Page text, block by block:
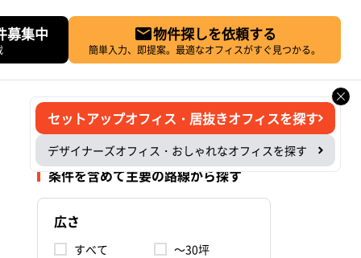
募集中 物件探しを依頼する
簡単入力、即提案。最適なオフィスがすぐ見つかる。
セットアップオフィス・居抜きオフィスを探す
デザイナーズオフィス・おしゃれなオフィスを探す
条件を含めて主要の路線から探す
広さ
すべて
～30坪